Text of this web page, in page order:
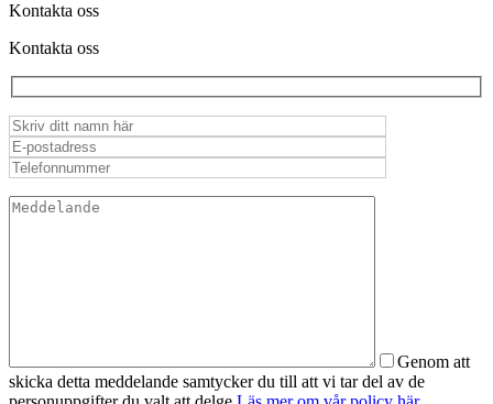
Kontakta oss
Kontakta oss
Genom att
skicka detta meddelande samtycker du till att vi tar del av de